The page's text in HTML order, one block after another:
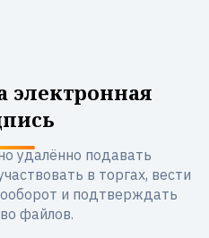
электронная
удалённо подавать
в торгах, вести
и подтверждать
файлов.